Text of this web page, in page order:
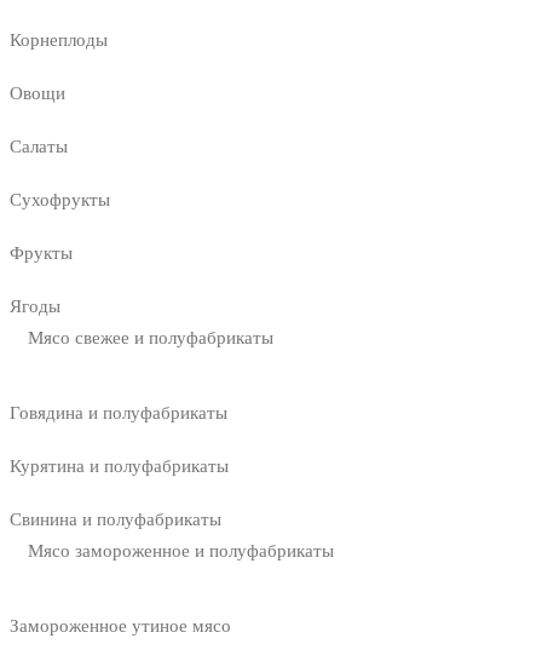
Корнеплоды
Овощи
Салаты
Сухофрукты
Фрукты
Ягоды
Мясо свежее и полуфабрикаты
Говядина и полуфабрикаты
Курятина и полуфабрикаты
Свинина и полуфабрикаты
Мясо замороженное и полуфабрикаты
Замороженное утиное мясо